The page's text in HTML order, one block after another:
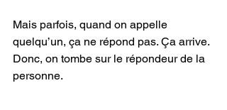
Mais parfois, quand on appelle
quelqu’un, ça ne répond pas. Ça arrive.
Donc, on tombe sur le répondeur de la
personne.